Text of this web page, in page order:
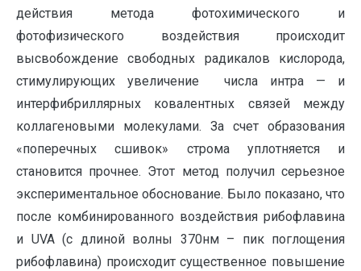
действия метода фотохимического и
фотофизического воздействия происходит
высвобождение свободных радикалов кислорода,
стимулирующих увеличение числа интра — и
интерфибриллярных ковалентных связей между
коллагеновыми молекулами. За счет образования
«поперечных сшивок» строма уплотняется и
становится прочнее. Этот метод получил серьезное
экспериментальное обоснование. Было показано, что
после комбинированного воздействия рибофлавина
и UVA (с длиной волны 370нм – пик поглощения
рибофлавина) происходит существенное повышение